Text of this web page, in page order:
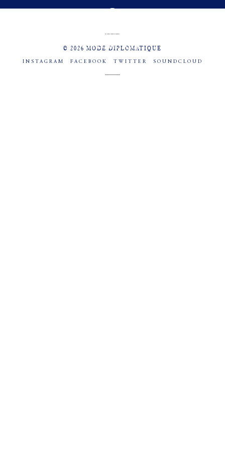
© 2026 MODE DIPLOMATIQUE
INSTAGRAM FACEBOOK TWITTER SOUNDCLOUD